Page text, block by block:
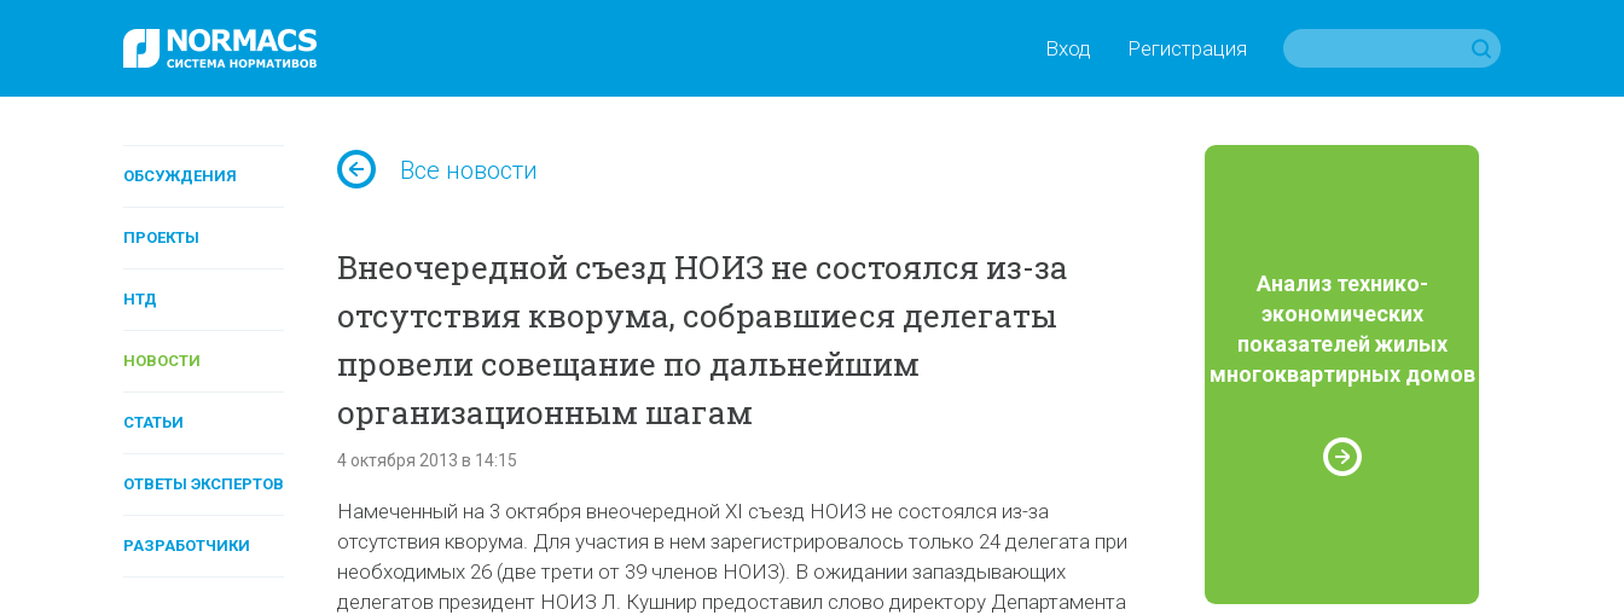
Вход Регистрация
ОБСУЖДЕНИЯ
ПРОЕКТЫ
НТД
НОВОСТИ
СТАТЬИ
ОТВЕТЫ ЭКСПЕРТОВ
РАЗРАБОТЧИКИ
Все новости
Внеочередной съезд НОИЗ не состоялся из-за
отсутствия кворума, собравшиеся делегаты
провели совещание по дальнейшим
организационным шагам
4 октября 2013 в 14:15
Намеченный на 3 октября внеочередной XI съезд НОИЗ не состоялся из-за
отсутствия кворума. Для участия в нем зарегистрировалось только 24 делегата при
необходимых 26 (две трети от 39 членов НОИЗ). В ожидании запаздывающих
делегатов президент НОИЗ Л. Кушнир предоставил слово директору Департамента
Анализ технико-
экономических
показателей жилых
многоквартирных домов